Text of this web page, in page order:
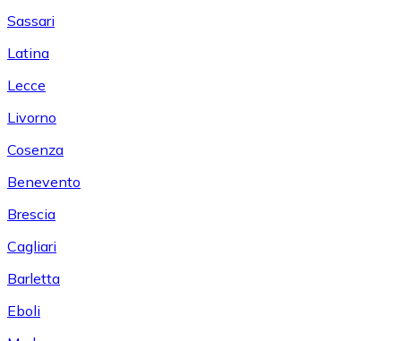
Sassari
Latina
Lecce
Livorno
Cosenza
Benevento
Brescia
Cagliari
Barletta
Eboli